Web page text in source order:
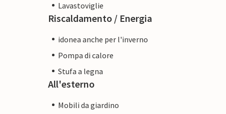
Lavastoviglie
Riscaldamento / Energia
idonea anche per l'inverno
Pompa di calore
Stufa a legna
All'esterno
Mobili da giardino